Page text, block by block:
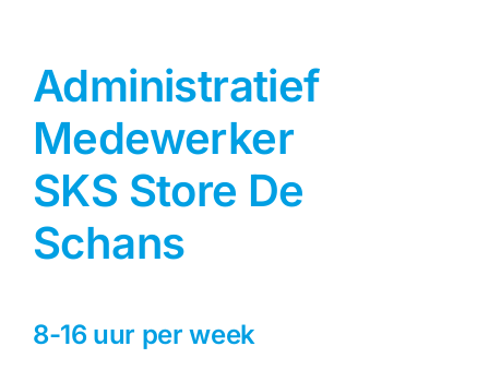
Administratief
Medewerker
SKS Store De
Schans
8-16 uur per week